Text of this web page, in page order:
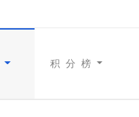
积 分 榜